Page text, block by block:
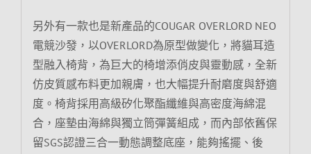
另外有一款也是新產品的COUGAR OVERLORD NEO
電競沙發，以OVERLORD為原型做變化，將貓耳造
型融入椅背，為巨大的椅增添俏皮與靈動感，全新
仿皮質感布料更加親膚，也大幅提升耐磨度與舒適
度。椅背採用高級矽化聚酯纖維與高密度海綿混
合，座墊由海綿與獨立筒彈簧組成，而內部依舊保
留SGS認證三合一動態調整底座，能夠搖擺、後